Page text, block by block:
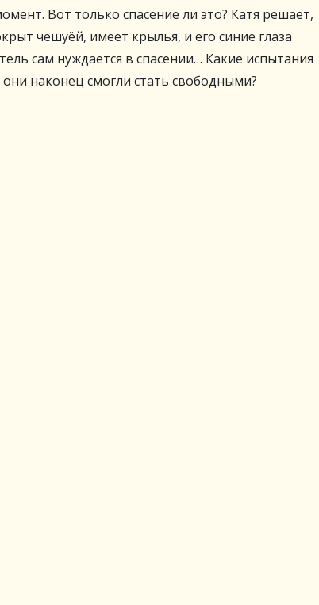
Вот только спасение ли это? Катя решает,
чешуёй, имеет крылья, и его синие глаза
сам нуждается в спасении… Какие испытания
наконец смогли стать свободными?